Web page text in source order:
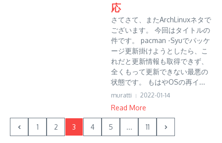
応
さてさて、またArchLinuxネタで
ございます。 今回はタイトルの
件です。 pacman -Syuでパッケ
ージ更新掛けようとしたら、こ
れだと更新情報も取得できず、
全くもって更新できない最悪の
状態です。 もはやOSの再イ...
muratti 2022-01-14
Read More
1 2 3 4 5 ... 11